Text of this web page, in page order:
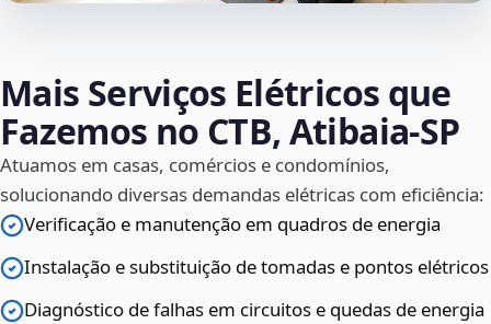
Mais Serviços Elétricos que
Fazemos no CTB, Atibaia‑SP
Atuamos em casas, comércios e condomínios,
solucionando diversas demandas elétricas com eficiência:
Verificação e manutenção em quadros de energia
Instalação e substituição de tomadas e pontos elétricos
Diagnóstico de falhas em circuitos e quedas de energia